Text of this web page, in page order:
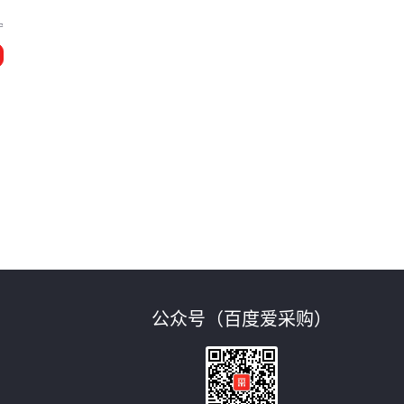
公众号（百度爱采购）